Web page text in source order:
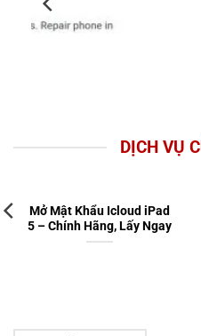
DỊCH VỤ
Mở Mật Khẩu Icloud iPad
5 – Chính Hãng, Lấy Ngay